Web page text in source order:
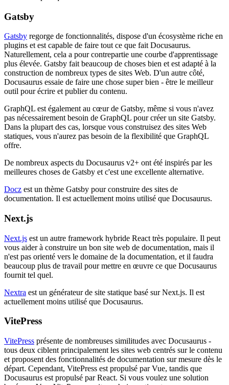
Gatsby
Gatsby regorge de fonctionnalités, dispose d'un écosystème riche en
plugins et est capable de faire tout ce que fait Docusaurus.
Naturellement, cela a pour contrepartie une courbe d'apprentissage
plus élevée. Gatsby fait beaucoup de choses bien et est adapté à la
construction de nombreux types de sites Web. D'un autre côté,
Docusaurus essaie de faire une chose super bien - être le meilleur
outil pour écrire et publier du contenu.
GraphQL est également au cœur de Gatsby, même si vous n'avez
pas nécessairement besoin de GraphQL pour créer un site Gatsby.
Dans la plupart des cas, lorsque vous construisez des sites Web
statiques, vous n'aurez pas besoin de la flexibilité que GraphQL
offre.
De nombreux aspects du Docusaurus v2+ ont été inspirés par les
meilleures choses de Gatsby et c'est une excellente alternative.
Docz est un thème Gatsby pour construire des sites de
documentation. Il est actuellement moins utilisé que Docusaurus.
Next.js
Next.js est un autre framework hybride React très populaire. Il peut
vous aider à construire un bon site web de documentation, mais il
n'est pas orienté vers le domaine de la documentation, et il faudra
beaucoup plus de travail pour mettre en œuvre ce que Docusaurus
fournit tel quel.
Nextra est un générateur de site statique basé sur Next.js. Il est
actuellement moins utilisé que Docusaurus.
VitePress
VitePress présente de nombreuses similitudes avec Docusaurus -
tous deux ciblent principalement les sites web centrés sur le contenu
et proposent des fonctionnalités de documentation sur mesure dès le
départ. Cependant, VitePress est propulsé par Vue, tandis que
Docusaurus est propulsé par React. Si vous voulez une solution